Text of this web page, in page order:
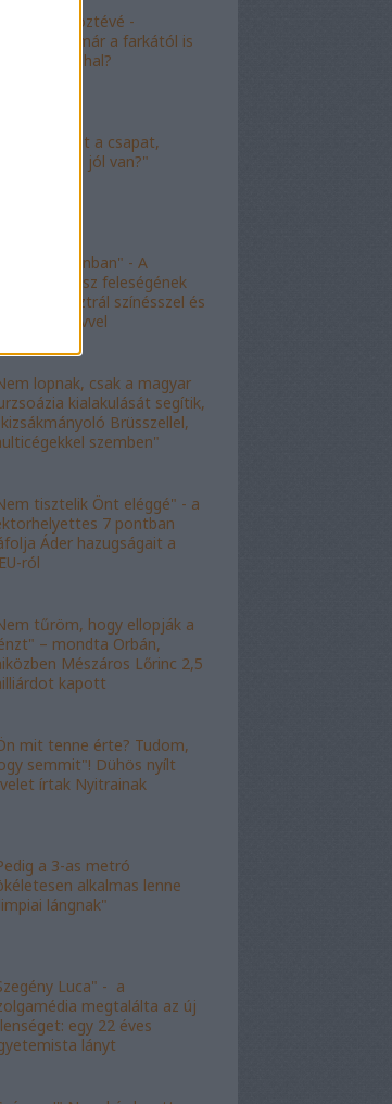
köztévé -
már a farkától is
fog a hal?
ment a csapat,
Család jól van?"
kishazánban" - A
borász feleségének
az ausztrál színésszel és
angol nyelvvel
lopnak, csak a magyar
kialakulását segítik,
Brüsszellel,
szemben"
tisztelik Önt eléggé" - a
7 pontban
Áder hazugságait a
ról
tűröm, hogy ellopják a
– mondta Orbán,
Mészáros Lőrinc 2,5
kapott
mit tenne érte? Tudom,
semmit"! Dühös nyílt
írtak Nyitrainak
a 3-as metró
alkalmas lenne
lángnak"
Luca" - a
megtalálta az új
egy 22 éves
lányt